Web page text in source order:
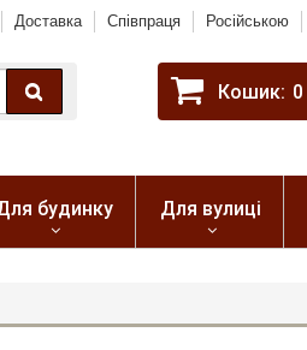
Доставка Співпраця Російською
Кошик: 0
будинку Для вулиці